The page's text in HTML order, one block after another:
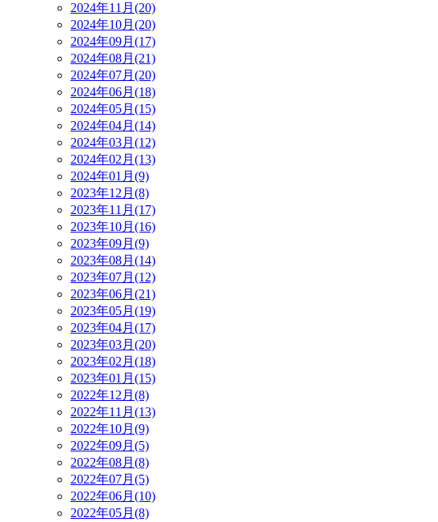
2024年11月(20)
2024年10月(20)
2024年09月(17)
2024年08月(21)
2024年07月(20)
2024年06月(18)
2024年05月(15)
2024年04月(14)
2024年03月(12)
2024年02月(13)
2024年01月(9)
2023年12月(8)
2023年11月(17)
2023年10月(16)
2023年09月(9)
2023年08月(14)
2023年07月(12)
2023年06月(21)
2023年05月(19)
2023年04月(17)
2023年03月(20)
2023年02月(18)
2023年01月(15)
2022年12月(8)
2022年11月(13)
2022年10月(9)
2022年09月(5)
2022年08月(8)
2022年07月(5)
2022年06月(10)
2022年05月(8)